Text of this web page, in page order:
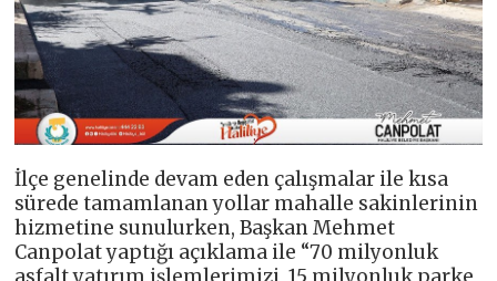
İlçe genelinde devam eden çalışmalar ile kısa
sürede tamamlanan yollar mahalle sakinlerinin
hizmetine sunulurken, Başkan Mehmet
Canpolat yaptığı açıklama ile “70 milyonluk